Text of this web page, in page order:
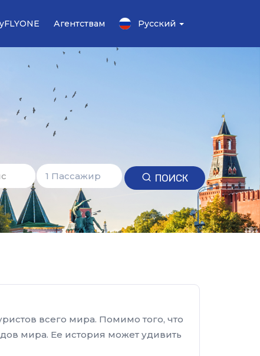
Агентствам Русский
ПОИСК
всего мира. Помимо того, что
мира. Ее история может удивить